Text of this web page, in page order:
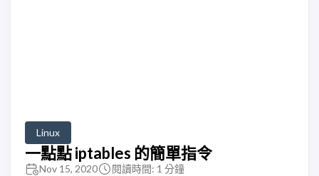
Linux
一點點 iptables 的簡單指令
Nov 15, 2020 閱讀時間: 1 分鐘